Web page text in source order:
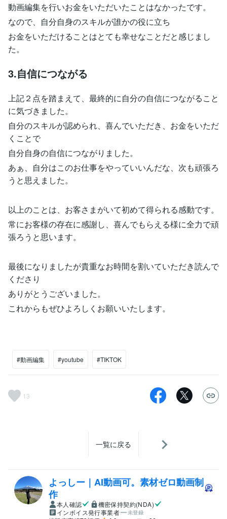
動画編集を行いお金をいただいたことはなかったです。
なので、自分自身のスキルが誰かの役に立ち
お金をいただけることはとても幸せなことだと感じまし
た。
3.自信につながる
上記２点を踏まえて、最終的に自分の自信につながること
に気づきました。
自分のスキルが認められ、喜んでいただき、お金をいただ
くことで
自分自身の自信につながりました。
あぁ、自分はこのお仕事をやっていいんだな、次も頑張ろ
うと思えました。
以上のことは、お客さまがいて初めて得られる感動です。
常にお客様の存在に感謝し、喜んでもらえる様に全力で頑
張ろうと思います。
最後になりましたが貴重なお時間を割いていただき読んで
くださり
ありがとうございました。
これからもぜひよろしくお願いいたします。
#動画編集 #youtube #TIKTOK
13
一覧に戻る
よっしー｜AI動画可。素材ゼロ動画制
作
本人確認
機密保持契約(NDA)
インボイス発行事業者
未登録